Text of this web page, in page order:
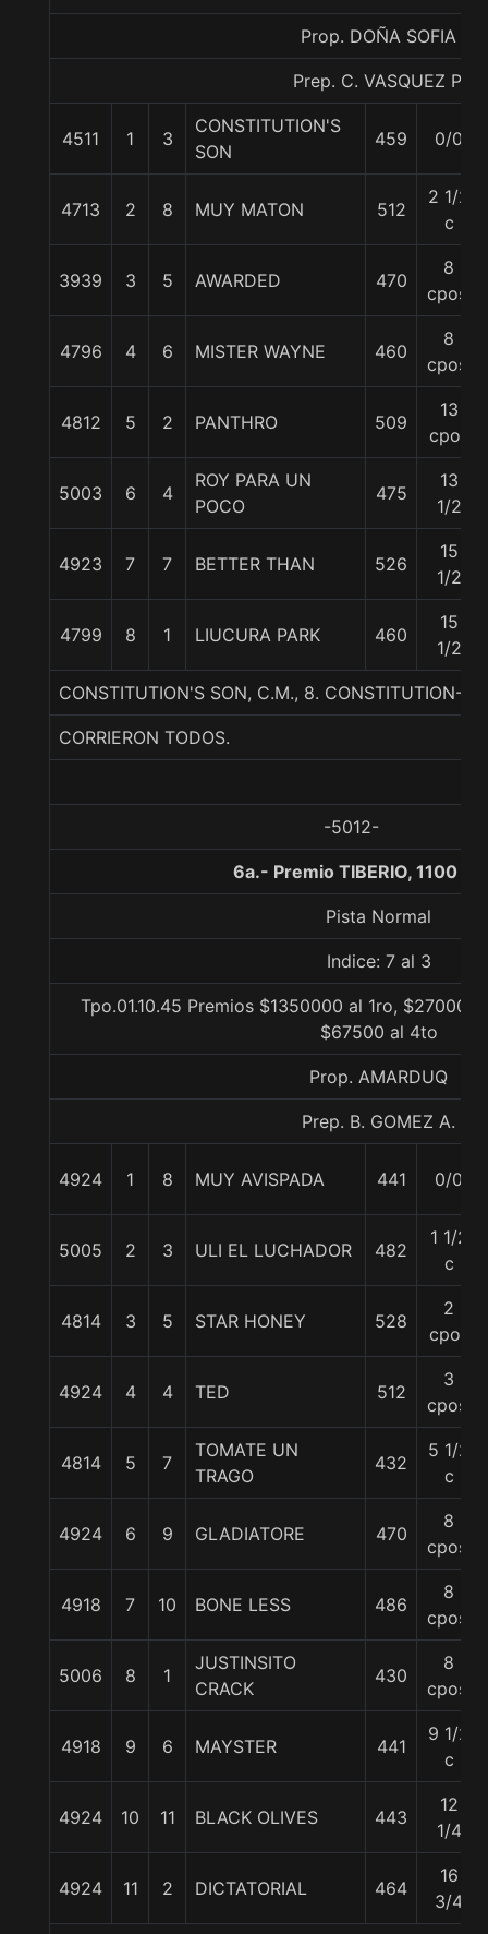
Prop. DOÑA SOFIA
Prep. C. VASQUEZ P.
4511 1 3
CONSTITUTION'S
SON
459 0/0
4713 2 8 MUY MATON 512
2 1/2
c
3939 3 5 AWARDED 470
8
cpos.
4796 4 6 MISTER WAYNE 460
8
cpos.
4812 5 2 PANTHRO 509
13
cpos
5003 6 4
ROY PARA UN
POCO
475
13
1/2
4923 7 7 BETTER THAN 526
15
1/2
4799 8 1 LIUCURA PARK 460
15
1/2
CONSTITUTION'S SON, C.M., 8. CONSTITUTION-
CORRIERON TODOS.
-5012-
6a.- Premio TIBERIO, 1100
Pista Normal
Indice: 7 al 3
Tpo.01.10.45 Premios $1350000 al 1ro,
$67500 al 4to
Prop. AMARDUQ
Prep. B. GOMEZ A.
4924 1 8 MUY AVISPADA 441 0/0
5005 2 3 ULI EL LUCHADOR 482
1 1/2
c
4814 3 5 STAR HONEY 528
2
cpos
4924 4 4 TED 512
3
cpos.
4814 5 7
TOMATE UN
TRAGO
432
5 1/2
c
4924 6 9 GLADIATORE 470
8
cpos.
4918 7 10 BONE LESS 486
8
cpos.
5006 8 1
JUSTINSITO
CRACK
430
8
cpos.
4918 9 6 MAYSTER 441
9 1/2
c
4924 10 11 BLACK OLIVES 443
12
1/4
4924 11 2 DICTATORIAL 464
16
3/4